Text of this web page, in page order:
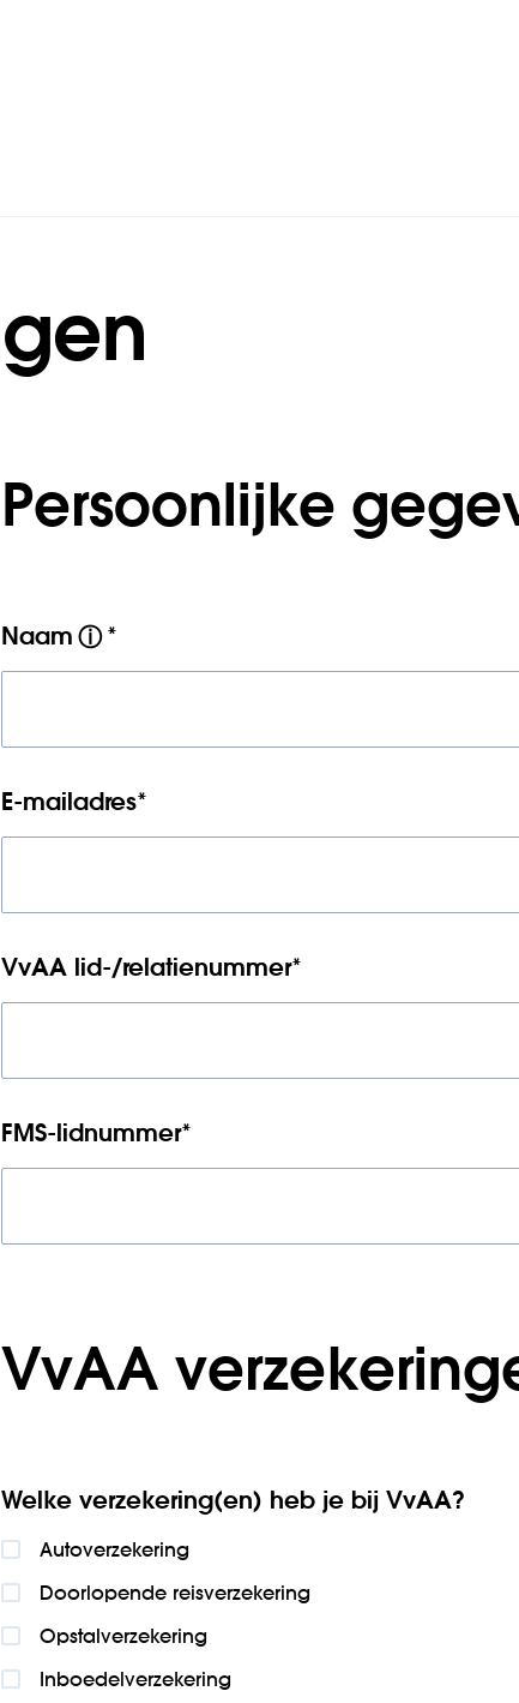
Persoonlijke
Naam ⓘ *
E-mailadres*
VvAA lid-/relatienummer*
FMS-lidnummer*
VvAA
Welke verzekering(en) heb je bij VvAA?
Autoverzekering
Doorlopende reisverzekering
Opstalverzekering
Inboedelverzekering